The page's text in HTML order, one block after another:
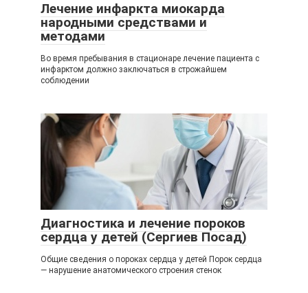
Лечение инфаркта миокарда
народными средствами и
методами
Во время пребывания в стационаре лечение пациента с
инфарктом должно заключаться в строжайшем
соблюдении
Диагностика и лечение пороков
сердца у детей (Сергиев Посад)
Общие сведения о пороках сердца у детей Порок сердца
— нарушение анатомического строения стенок